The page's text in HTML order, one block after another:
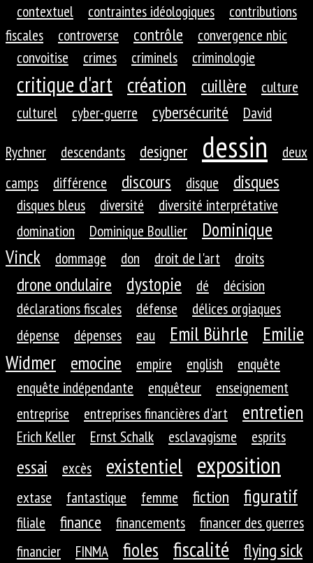
contextuel
contraintes idéologiques
contributions
fiscales
controverse contrôle
convergence nbic
convoitise
crimes criminels criminologie
critique d'art création cuillère
culture
culturel
cyber-guerre cybersécurité
David
Rychner
descendants designer dessin
deux
camps
différence discours disque disques
disques bleus diversité
diversité interprétative
domination
Dominique Boullier
Dominique
Vinck
dommage don droit de l'art droits
drone ondulaire dystopie dé
décision
déclarations fiscales
défense
délices orgiaques
dépense
dépenses eau Emil Bührle
Emilie
Widmer
emocine empire english
enquête
enquête indépendante
enquêteur
enseignement
entreprise
entreprises financières d'art entretien
Erich Keller Ernst Schalk esclavagisme esprits
essai excès existentiel exposition
extase fantastique femme fiction figuratif
filiale finance financements
financer des guerres
financier
FINMA fioles fiscalité flying sick